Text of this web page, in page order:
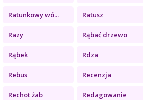
Ratunkowy wó... Ratusz
Razy Rąbać drzewo
Rąbek Rdza
Rebus Recenzja
Rechot żab Redagowanie